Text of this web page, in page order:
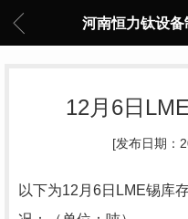
河南恒力钛设备
12月6日
[发布日期：
以下为12月6日LME锡库